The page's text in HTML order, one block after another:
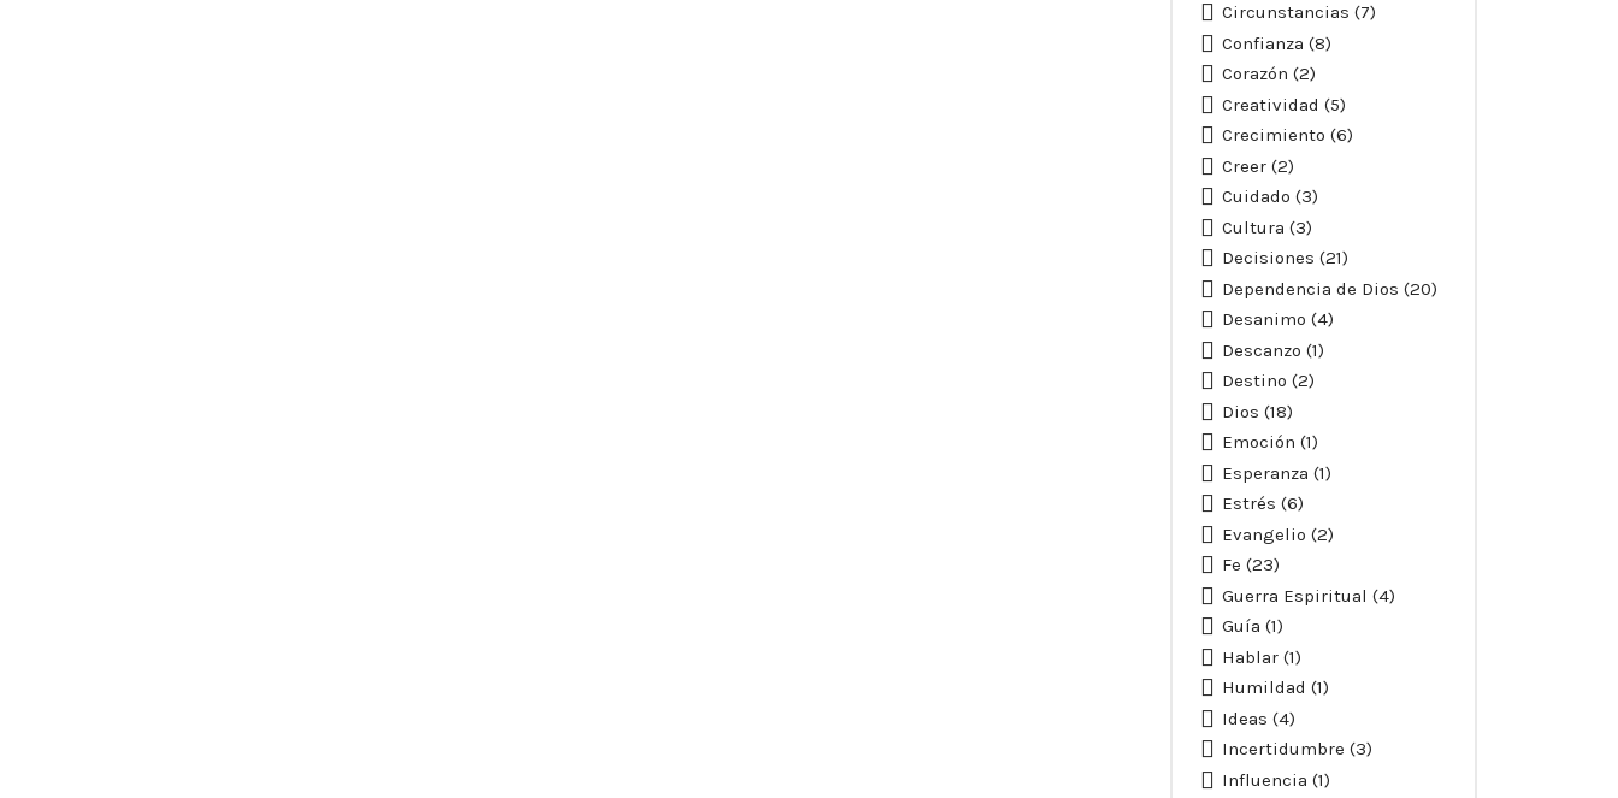
Circunstancias (7)
Confianza (8)
Corazón (2)
Creatividad (5)
Crecimiento (6)
Creer(2)
Cuidado (3)
Cultura (3)
Decisiones (21)
Dependencia de Dios (20)
Desanimo (4)
Descanzo (1)
Destino (2)
Dios (18)
Emoción (1)
Esperanza (1)
Estrés (6)
Evangelio (2)
Fe (23)
Guerra Espiritual (4)
Guía (1)
Hablar(1)
Humildad (1)
Ideas (4)
Incertidumbre (3)
Influencia (1)